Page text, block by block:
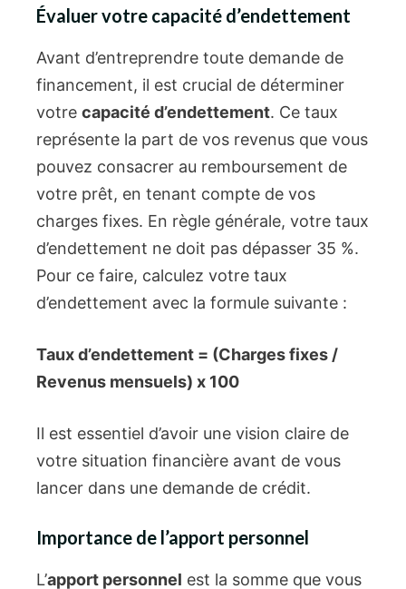
Évaluer votre capacité d’endettement
Avant d’entreprendre toute demande de
financement, il est crucial de déterminer
votre capacité d’endettement. Ce taux
représente la part de vos revenus que vous
pouvez consacrer au remboursement de
votre prêt, en tenant compte de vos
charges fixes. En règle générale, votre taux
d’endettement ne doit pas dépasser 35 %.
Pour ce faire, calculez votre taux
d’endettement avec la formule suivante :
Taux d’endettement = (Charges fixes /
Revenus mensuels) x 100
Il est essentiel d’avoir une vision claire de
votre situation financière avant de vous
lancer dans une demande de crédit.
Importance de l’apport personnel
L’apport personnel est la somme que vous